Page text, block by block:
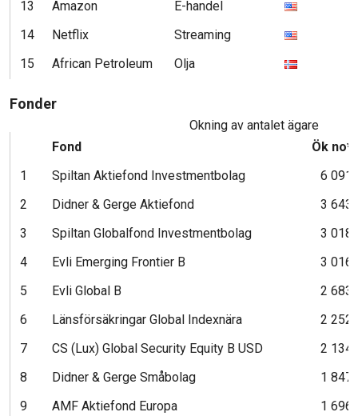
13 Amazon E-handel
14
Netflix Streaming
15
African Petroleum Olja
Fonder
Ökning av antalet ägare
Fond
Ök no*
1
Spiltan Aktiefond Investmentbolag
6 091
2
Didner & Gerge Aktiefond
3 643
3
Spiltan Globalfond Investmentbolag
3 018
4
Evli Emerging Frontier B
3 016
5
Evli Global B
2 683
6
Länsförsäkringar Global Indexnära
2 252
7
CS (Lux) Global Security Equity B USD
2 134
8
Didner & Gerge Småbolag
1 847
9
AMF Aktiefond Europa
1 696